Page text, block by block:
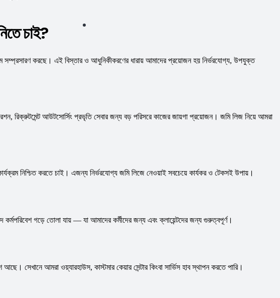
চাই?
সম্প্রসারণ করছে। এই বিস্তার ও আধুনিকীকরণের ধারায় আমাদের প্রয়োজন হয় নির্ভরযোগ্য, উপযুক্ত
রিক্রুটমেন্ট আউটসোর্সিং প্রভৃতি সেবার জন্য বড় পরিসরে কাজের জায়গা প্রয়োজন। জমি লিজ নিয়ে আমরা
নিশ্চিত করতে চাই। এজন্য নির্ভরযোগ্য জমি লিজে নেওয়াই সবচেয়ে কার্যকর ও টেকসই উপায়।
কর্মপরিবেশ গড়ে তোলা যায় — যা আমাদের কর্মীদের জন্য এবং ক্লায়েন্টদের জন্য গুরুত্বপূর্ণ।
সেখানে আমরা ওয়্যারহাউস, কাস্টমার কেয়ার সেন্টার কিংবা সার্ভিস হাব স্থাপন করতে পারি।